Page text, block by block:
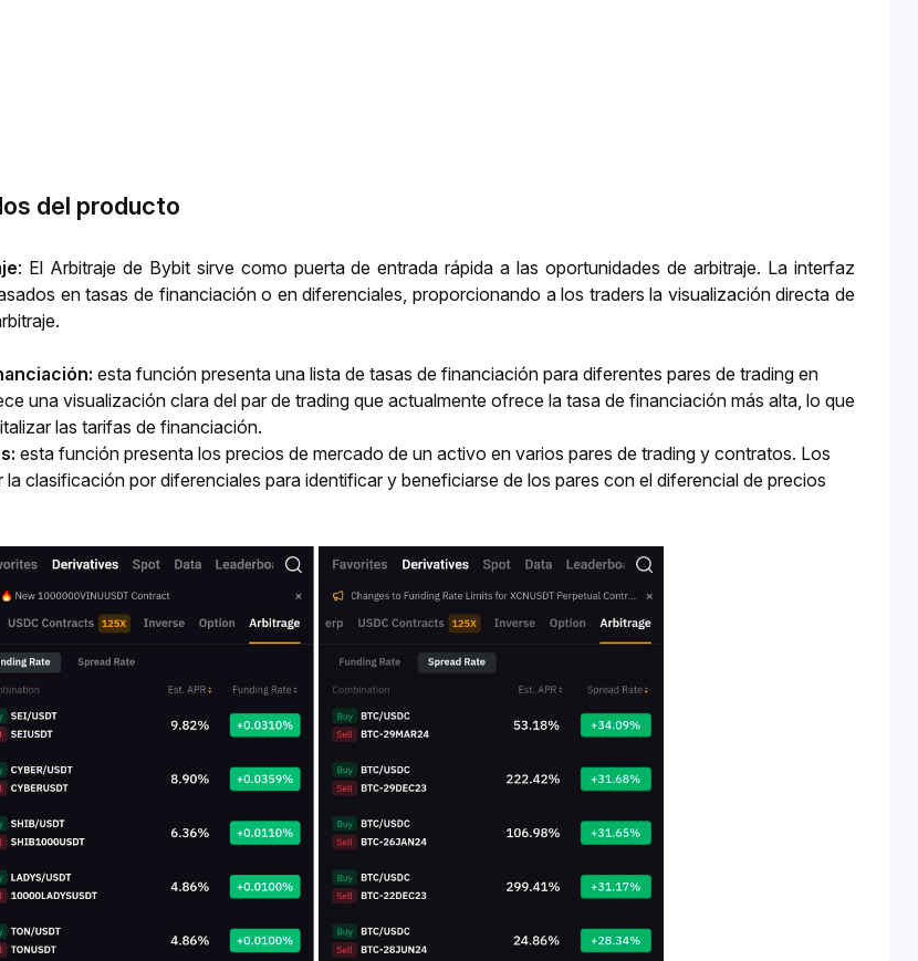
del producto
: El Arbitraje de Bybit sirve como puerta de entrada rápida a las oportunidades de arbitraje. La interfaz
en tasas de financiación o en diferenciales, proporcionando a los traders la visualización directa de
esta función presenta una lista de tasas de financiación para diferentes pares de trading en
una visualización clara del par de trading que actualmente ofrece la tasa de financiación más alta, lo que
las tarifas de financiación.
esta función presenta los precios de mercado de un activo en varios pares de trading y contratos. Los
clasificación por diferenciales para identificar y beneficiarse de los pares con el diferencial de precios